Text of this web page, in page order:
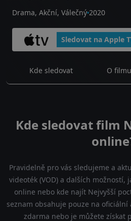
Drama, Akční, Válečný 2020
Sledovat na Apple
Kde sledovat O filmu
Kde sledovat film
Pravidelně pro vás sledujeme a
videoték (VOD) a dalších možností,
online nebo kde najít Nejvyšší
seznam obsahuje pouze na
zdarma nebo je můžete získat